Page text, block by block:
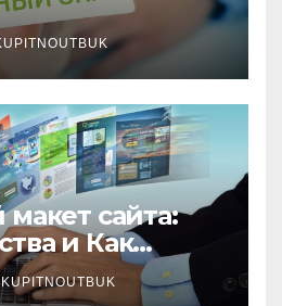
сайта:
и Как
KUPITNOUTBUK